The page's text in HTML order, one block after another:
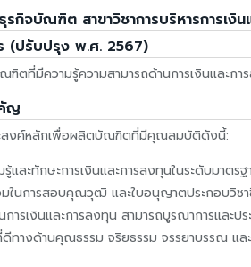
กิจบัณฑิต สาขาวิชาการบริหารการเงิน
(ปรับปรุง พ.ศ. 2567)
ตที่มีความรู้ความสามารถด้านการเงินและก
ญ
สงค์หลักเพื่อผลิตบัณฑิตที่มีคุณสมบัติดังนี้:
รู้และทักษะการเงินและการลงทุนในระดับมาต
ในการสอบคุณวุฒิ และใบอนุญาตประกอบวิชา
ารเงินและการลงทุน สามารถบูรณาการและป
ทางด้านคุณธรรม จริยธรรม จรรยาบรรณ แล